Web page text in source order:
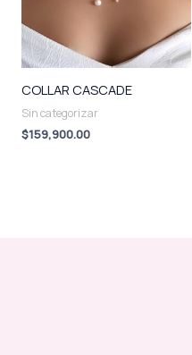
COLLAR CASCADE
Sin categorizar
$159,900.00